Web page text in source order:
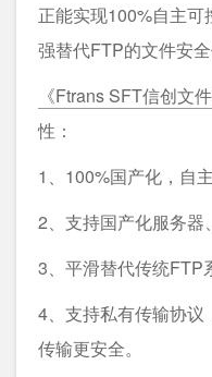
正能实现100%自主
强替代FTP的文件安全
《Ftrans SFT信创文
性：
1、100%国产化，自主
2、支持国产化服务器
3、平滑替代传统FTP
4、支持私有传输协议
传输更安全。